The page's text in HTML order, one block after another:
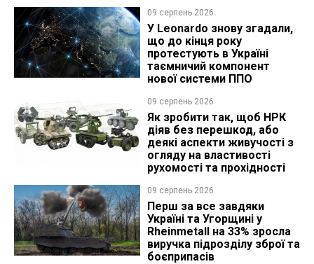
09 серпень 2026
У Leonardo знову згадали,
що до кінця року
протестують в Україні
таємничий компонент
нової системи ППО
09 серпень 2026
Як зробити так, щоб НРК
діяв без перешкод, або
деякі аспекти живучості з
огляду на властивості
рухомості та прохідності
09 серпень 2026
Перш за все завдяки
Україні та Угорщині у
Rheinmetall на 33% зросла
виручка підрозділу зброї та
боєприпасів